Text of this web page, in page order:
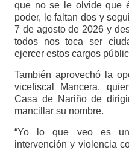
que no se le olvide que
poder, le faltan dos y
7 de agosto de 2026 y
todos nos toca ser
ejercer estos cargos
También aprovechó la
vicefiscal Mancera,
Casa de Nariño de
mancillar su nombre.
“Yo lo que veo es
intervención y violencia